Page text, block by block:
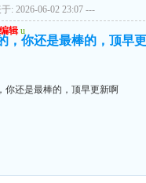
: 2026-06-02 23:07 ---
编辑 u
，你还是最棒的，顶早
你还是最棒的，顶早更新啊